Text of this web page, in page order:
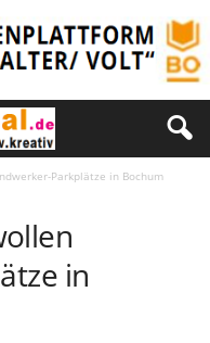
Parkplätze in Bochum
in